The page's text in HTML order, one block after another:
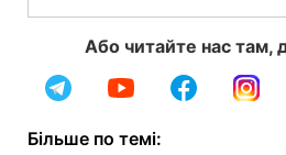
Або читайте нас там,
Більше по темі: